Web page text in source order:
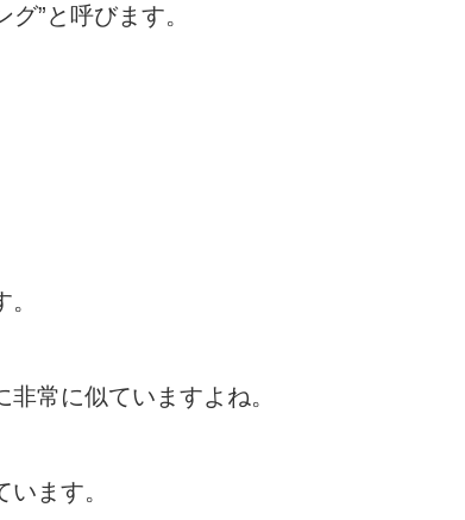
”と呼びます。
常に似ていますよね。
ます。